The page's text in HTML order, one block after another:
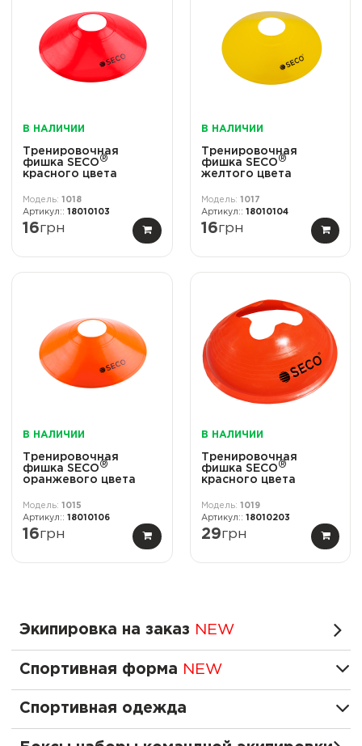
В НАЛИЧИИ
Тренировочная
фишка SECO®
красного цвета
1018
18010103
16грн
В НАЛИЧИИ
Тренировочная
фишка SECO®
желтого цвета
1017
18010104
16грн
В НАЛИЧИИ
Тренировочная
фишка SECO®
оранжевого цвета
1015
18010106
16грн
В НАЛИЧИИ
Тренировочная
фишка SECO®
красного цвета
1019
18010203
29грн
Экипировка на заказ NEW
Спортивная форма NEW
Спортивная одежда